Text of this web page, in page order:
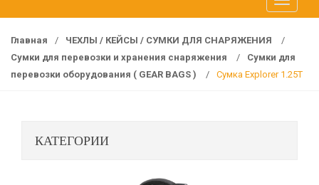
r
:
T
o
g
g
l
Главная / ЧЕХЛЫ / КЕЙСЫ / СУМКИ ДЛЯ СНАРЯЖЕНИЯ
/
Сумки для перевозки и хранения снаряжения
/
Сумки для
перевозки оборудования ( GEAR BAGS )
/ Сумка Explorer 1.25T
КАТЕГОРИИ